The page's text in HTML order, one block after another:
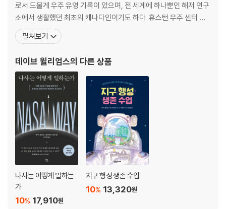
로서 드물게 우주 유영 기록이 있으며, 전 세계에 하나뿐인 해저 연구
소에서 생활했던 최초의 캐나다인이기도 하다. 휴스턴 우주 센터 로
터리 클럽으로부터 국립 우주 업적상(Rotary National Award for
Space Achievement)을 받고, 나사 탁월한 리더십상(NASA Out
펼쳐보기
데이브 윌리엄스의 다른 상품
나사는 어떻게 일하는
가
17,910원
10%
지구 행성 생존 수업
13,320원
10%